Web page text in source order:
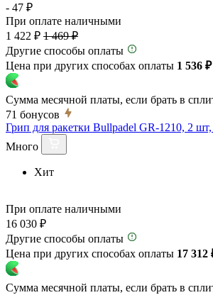
- 47 ₽
При оплате наличными
1 422 ₽ 1 469 ₽
Другие способы оплаты
Цена при других способах оплаты 1 536 ₽
Сумма месячной платы, если брать в
71 бонусов
Грип для ракетки Bullpadel GR-1210, 2
Много
Хит
При оплате наличными
16 030 ₽
Другие способы оплаты
Цена при других способах оплаты 17 312
Сумма месячной платы, если брать в